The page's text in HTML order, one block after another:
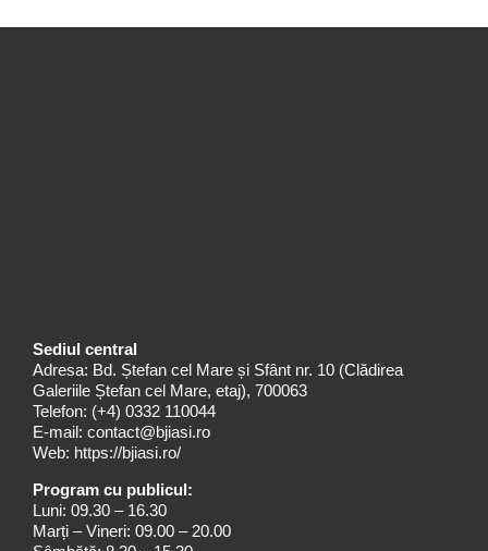
Sediul central
Adresa: Bd. Ștefan cel Mare și Sfânt nr. 10 (Clădirea
Galeriile Ștefan cel Mare, etaj), 700063
Telefon: (+4) 0332 110044
E-mail: contact@bjiasi.ro
Web: https://bjiasi.ro/
Program cu publicul:
Luni: 09.30 – 16.30
Marți – Vineri: 09.00 – 20.00